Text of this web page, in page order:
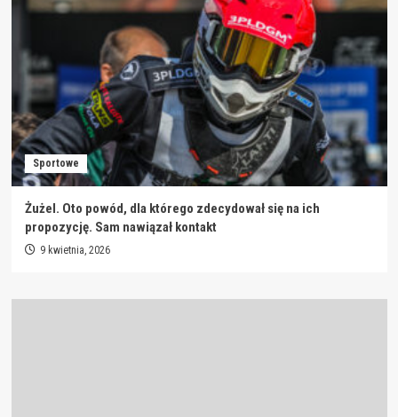
Sportowe
Żużel. Oto powód, dla którego zdecydował się na ich
propozycję. Sam nawiązał kontakt
9 kwietnia, 2026